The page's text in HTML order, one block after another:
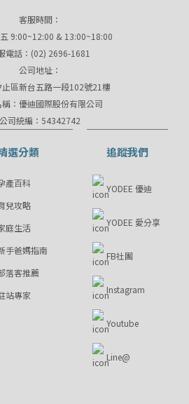
客服時間：
9:00~12:00 & 13:00~18:00
電話：(02) 2696-1681
公司地址：
區新台五路一段102號21樓
稱：優迪國際股份有限公司
公司統編：54342742
選分類
產百科
兒攻略
庭生活
手爸媽指南
落客推薦
站專家
追蹤我們
YODEE 優迪
YODEE 愛分享
FB社團
Instagram
Youtube
Line@